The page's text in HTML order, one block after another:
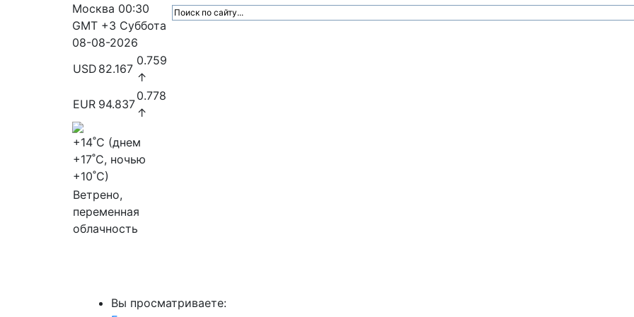
Москва 00:30
GMT +3 Суббота
08-08-2026
USD 82.167
0.759
↑
EUR 94.837
0.778
↑
+14˚C (днем
+17˚C, ночью
+10˚C)
Ветрено,
переменная
облачность
Вы просматриваете: